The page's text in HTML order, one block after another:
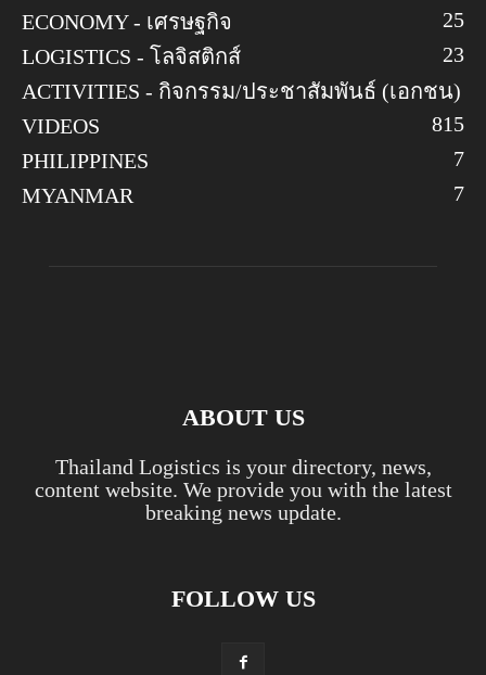
ECONOMY - เศรษฐกิจ
25
LOGISTICS - โลจิสติกส์
23
ACTIVITIES - กิจกรรม/ประชาสัมพันธ์ (เอกชน)
15
VIDEOS
8
PHILIPPINES
7
MYANMAR
7
ABOUT US
Thailand Logistics is your directory, news,
content website. We provide you with the latest
breaking news update.
FOLLOW US